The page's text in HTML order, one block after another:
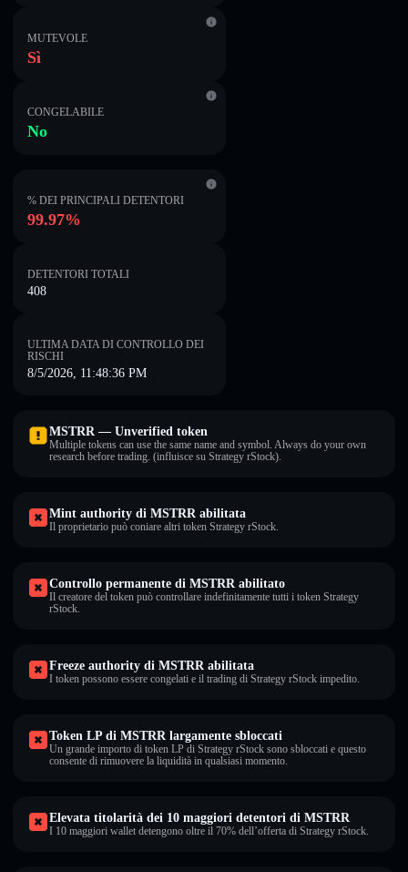
MUTEVOLE
Sì
CONGELABILE
No
% DEI PRINCIPALI DETENTORI
99.97%
DETENTORI TOTALI
408
ULTIMA DATA DI CONTROLLO DEI
RISCHI
8/5/2026, 11:48:36 PM
MSTRR — Unverified token
Multiple tokens can use the same name and symbol. Always do your own
research before trading. (influisce su Strategy rStock).
Mint authority di MSTRR abilitata
Il proprietario può coniare altri token Strategy rStock.
Controllo permanente di MSTRR abilitato
Il creatore del token può controllare indefinitamente tutti i token Strategy
rStock.
Freeze authority di MSTRR abilitata
I token possono essere congelati e il trading di Strategy rStock impedito.
Token LP di MSTRR largamente sbloccati
Un grande importo di token LP di Strategy rStock sono sbloccati e questo
consente di rimuovere la liquidità in qualsiasi momento.
Elevata titolarità dei 10 maggiori detentori di MSTRR
I 10 maggiori wallet detengono oltre il 70% dell’offerta di Strategy rStock.